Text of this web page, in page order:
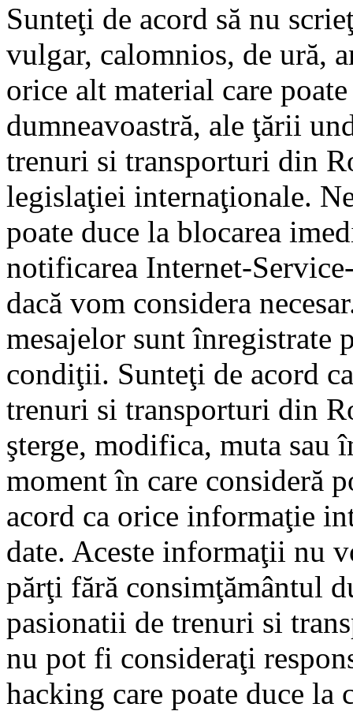
Sunteţi de acord să nu
vulgar, calomnios, de ură,
orice alt material care
dumneavoastră, ale ţării
trenuri si transporturi din
legislaţiei internaţionale.
poate duce la blocarea
notificarea Internet-
dacă vom considera
mesajelor sunt înregistrate
condiţii. Sunteţi de acord
trenuri si transporturi din
şterge, modifica, muta sau
moment în care consideră
acord ca orice informaţie
date. Aceste informaţii nu
părţi fără consimţământul
pasionatii de trenuri si
nu pot fi consideraţi
hacking care poate duce la